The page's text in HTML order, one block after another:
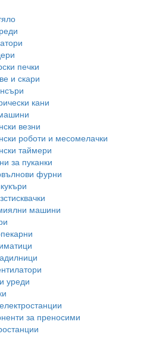
печки
и скари
кани
везни
роботи и месомелачки
таймери
за пуканки
фурни
машини
уреди
за преносими